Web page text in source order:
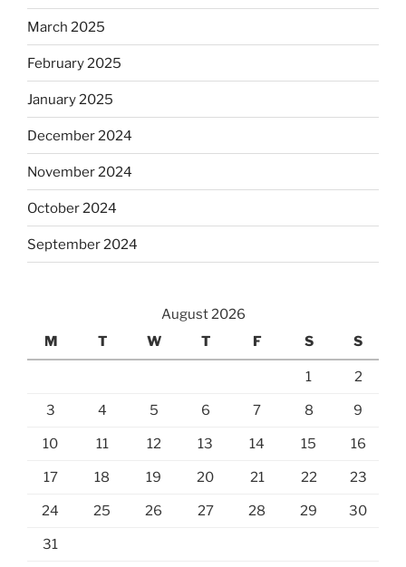
March 2025
February 2025
January 2025
December 2024
November 2024
October 2024
September 2024
August 2026
M
T W T F S S
1 2
3 4 5 6 7 8 9
10 11 12 13 14 15 16
17 18 19 20 21 22 23
24 25 26 27 28 29 30
31